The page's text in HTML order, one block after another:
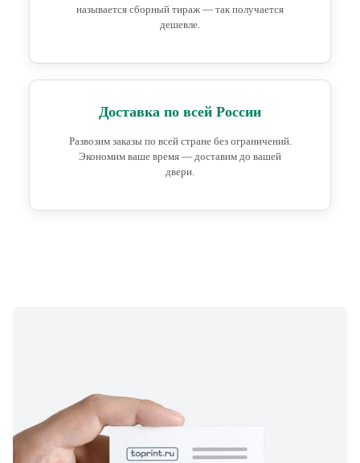
называется сборный тираж — так получается
дешевле.
Доставка по всей России
Развозим заказы по всей стране без ограничений.
Экономим ваше время — доставим до вашей
двери.